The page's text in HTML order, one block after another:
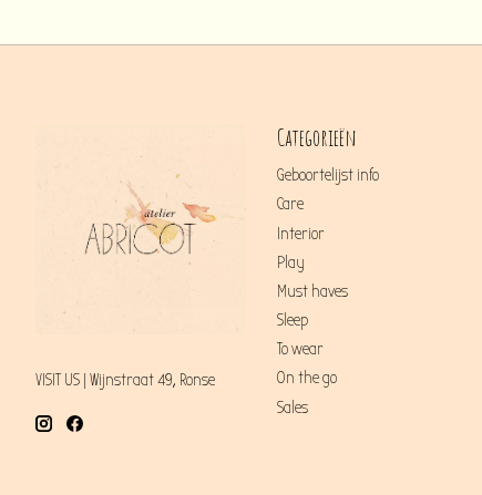
VISIT US | Wijnstraat 49, Ronse
Categorieën
Geboortelijst info
Care
Interior
Play
Must haves
Sleep
To wear
On the go
Sales